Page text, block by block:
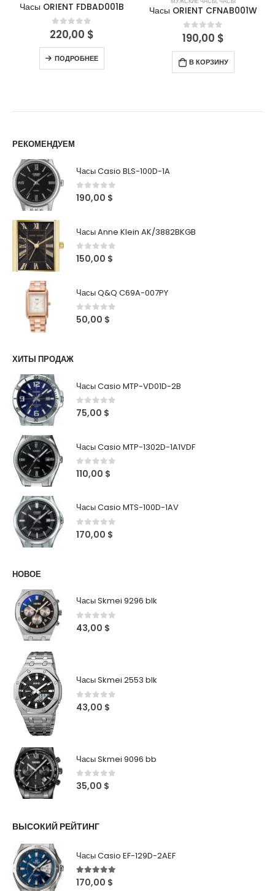
Часы ORIENT FDBAD001B
0out of 5
220,00 $
ПОДРОБНЕЕ
Часы ORIENT CFNAB001W
0out of 5
190,00 $
В КОРЗИНУ
РЕКОМЕНДУЕМ
Часы Casio BLS-100D-1A
0out of 5
190,00 $
Часы Anne Klein AK/3882BKGB
0out of 5
150,00 $
Часы Q&Q C69A-007PY
0out of 5
50,00 $
ХИТЫ ПРОДАЖ
Часы Casio MTP-VD01D-2B
0out of 5
75,00 $
Часы Casio MTP-1302D-1A1VDF
0out of 5
110,00 $
Часы Casio MTS-100D-1AV
0out of 5
170,00 $
НОВОЕ
Часы Skmei 9296 blk
0 out of 5
43,00 $
Часы Skmei 2553 blk
0 out of 5
43,00 $
Часы Skmei 9096 bb
0out of 5
35,00 $
ВЫСОКИЙ РЕЙТИНГ
Часы Casio EF-129D-2AEF
5out of 5
170,00 $